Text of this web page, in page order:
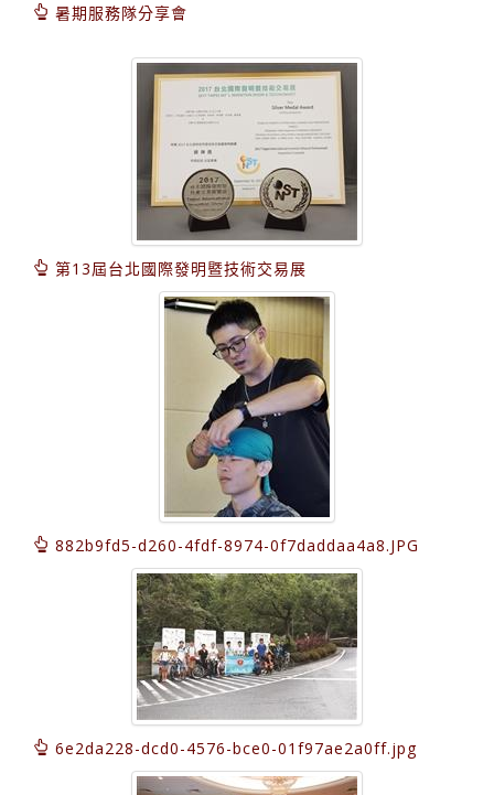
暑期服務隊分享會
第13屆台北國際發明暨技術交易展
882b9fd5-d260-4fdf-8974-0f7daddaa4a8.JPG
6e2da228-dcd0-4576-bce0-01f97ae2a0ff.jpg